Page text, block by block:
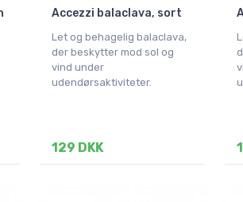
Accezzi balaclava, sort
Let og behagelig balaclava,
der beskytter mod sol og
vind under
udendørsaktiviteter.
129 DKK